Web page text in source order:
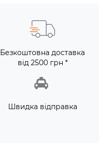
Безкоштовна доставка
від 2500 грн *
Швидка відправка